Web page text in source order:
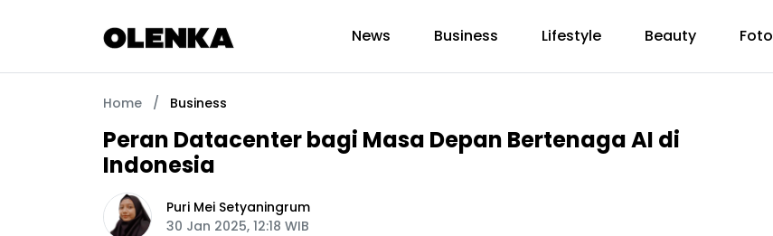
News Business Lifestyle Beauty Foto
Home / Business
Peran Datacenter bagi Masa Depan Bertenaga AI di
Indonesia
Puri Mei Setyaningrum
30 Jan 2025, 12:18 WIB